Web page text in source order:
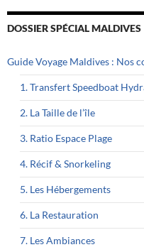
DOSSIER SPÉCIAL MALDIVES
Guide Voyage Maldives : Nos
1. Transfert Speedboat
2. La Taille de l’île
3. Ratio Espace Plage
4. Récif & Snorkeling
5. Les Hébergements
6. La Restauration
7. Les Ambiances